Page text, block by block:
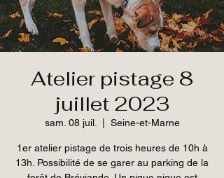
Atelier pistage 8
juillet 2023
sam. 08 juil. Seine-et-Marne
1er atelier pistage de trois heures de 10h à
13h. Possibilité de se garer au parking de la